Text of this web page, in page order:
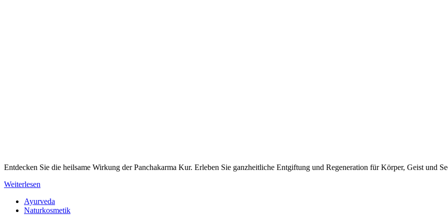
Entdecken Sie die heilsame Wirkung der Panchakarma Kur. Erleben Sie ganzheitliche Entgiftung und Regeneration für Körper, Geist und
Weiterlesen
Ayurveda
Naturkosmetik